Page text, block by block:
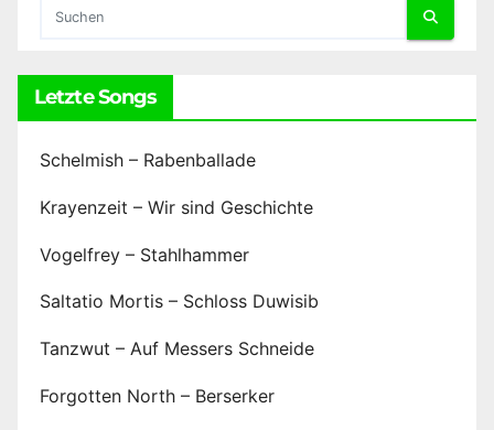
Letzte Songs
Schelmish – Rabenballade
Krayenzeit – Wir sind Geschichte
Vogelfrey – Stahlhammer
Saltatio Mortis – Schloss Duwisib
Tanzwut – Auf Messers Schneide
Forgotten North – Berserker